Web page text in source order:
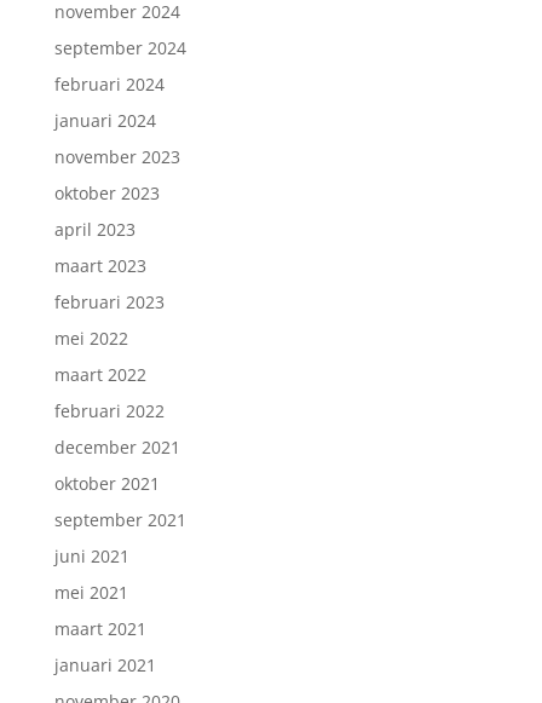
november 2024
september 2024
februari 2024
januari 2024
november 2023
oktober 2023
april 2023
maart 2023
februari 2023
mei 2022
maart 2022
februari 2022
december 2021
oktober 2021
september 2021
juni 2021
mei 2021
maart 2021
januari 2021